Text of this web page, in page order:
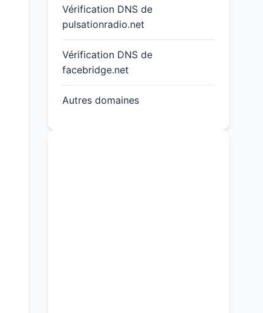
Vérification DNS de
pulsationradio.net
Vérification DNS de
facebridge.net
Autres domaines